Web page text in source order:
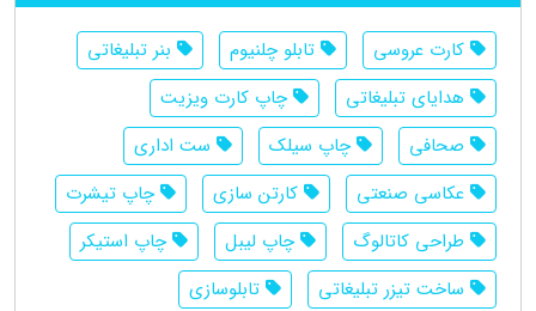
کارت عروسی تابلو چلنیوم
بنر تبلیغاتی
هدایای تبلیغاتی
چاپ کارت ویزیت
صحافی
چاپ سیلک
ست اداری
عکاسی صنعتی
کارتن سازی
چاپ تیشرت
طراحی کاتالوگ
چاپ لیبل
چاپ استیکر
ساخت تیزر تبلیغاتی
تابلوسازی